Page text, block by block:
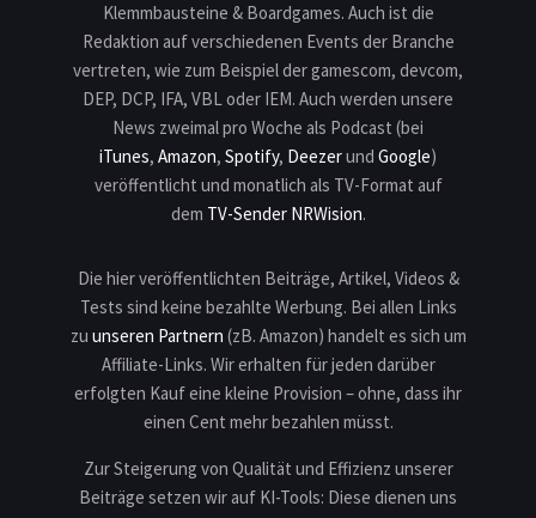
Klemmbausteine & Boardgames. Auch ist die
Redaktion auf verschiedenen Events der Branche
vertreten, wie zum Beispiel der gamescom, devcom,
DEP, DCP, IFA, VBL oder IEM. Auch werden unsere
News zweimal pro Woche als Podcast (bei
iTunes, Amazon, Spotify, Deezerund Google)
veröffentlicht und monatlich als TV-Format auf
dem TV-Sender NRWision.
Die hier veröffentlichten Beiträge, Artikel, Videos &
Tests sind keine bezahlte Werbung. Bei allen Links
zu unseren Partnern (zB. Amazon) handelt es sich um
Affiliate-Links. Wir erhalten für jeden darüber
erfolgten Kauf eine kleine Provision – ohne, dass ihr
einen Cent mehr bezahlen müsst.
Zur Steigerung von Qualität und Effizienz unserer
Beiträge setzen wir auf KI-Tools: Diese dienen uns